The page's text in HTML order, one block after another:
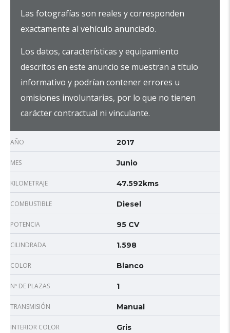
Las fotografías son reales y corresponden
exactamente al vehículo anunciado.
Los datos, características y equipamiento
descritos en este anuncio se muestran a título
informativo y podrían contener errores u
omisiones involuntarias, por lo que no tienen
carácter contractual ni vinculante.
AÑO 2017
MES Junio
KILOMETRAJE 47.592kms
COMBUSTIBLE Diesel
POTENCIA 95 CV
CILINDRADA 1.598
COLOR Blanco
Nº DE PLAZAS 1
TRANSMISIÓN Manual
INTERIOR COLOR Gris